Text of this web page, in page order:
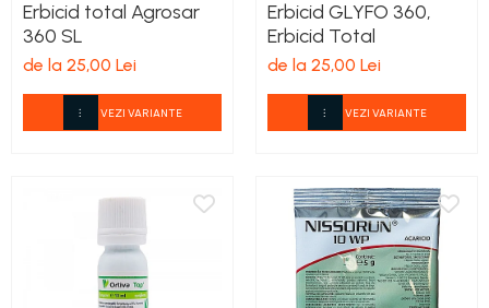
Erbicid total Agrosar
360 SL
de la 25,00 Lei
VEZI VARIANTE
Erbicid GLYFO 360,
Erbicid Total
de la 25,00 Lei
VEZI VARIANTE